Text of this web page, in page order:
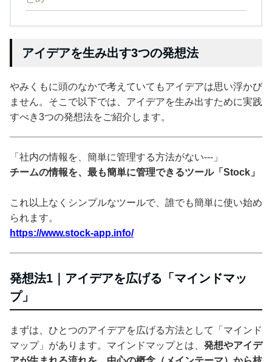
アイデアを生み出す3つの発想法
やみくもに頭のなかで考えていてもアイデアは思い浮かび
ません。そこで以下では、アイデアを生み出すために実践
すべき3つの発想法をご紹介します。
「社内の情報を、簡単に管理する方法がない---」
チームの情報を、最も簡単に管理できるツール「Stock」
これ以上なくシンプルなツールで、誰でも簡単に使い始め
られます。
https://www.stock-app.info/
発想法1｜アイデアを広げる「マインドマッ
プ」
まずは、ひとつのアイデアを広げる方法として「マインド
マップ」があります。マインドマップとは、 発想やアイデ